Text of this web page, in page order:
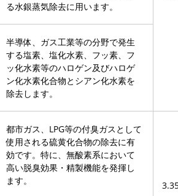
る水銀蒸気除去に用います。
半導体、ガス工業等の分野で発生
する塩素、塩化水素、フッ素、フ
ッ化水素等のハロゲン及びハロゲ
ン化水素化合物とシアン化水素を
除去します。
都市ガス、LPG等の付臭ガスとして
使用される硫黄化合物の除去に有
効です。特に、無酸素系において
高い脱臭効果・精製機能を発揮し
ます。